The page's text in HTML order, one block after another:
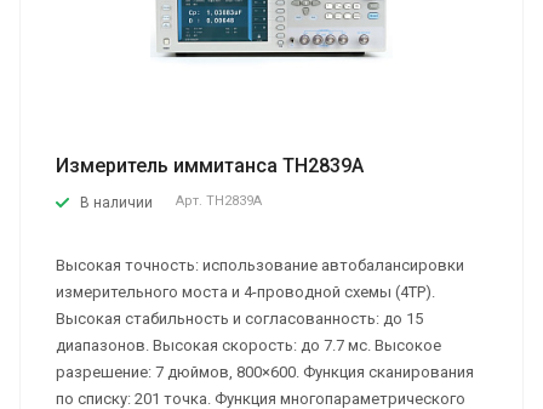
Измеритель иммитанса TH2839A
В наличии Арт. TH2839A
Высокая точность: использование автобалансировки
измерительного моста и 4-проводной схемы (4TP).
Высокая стабильность и согласованность: до 15
диапазонов. Высокая скорость: до 7.7 мс. Высокое
разрешение: 7 дюймов, 800×600. Функция сканирования
по списку: 201 точка. Функция многопараметрического